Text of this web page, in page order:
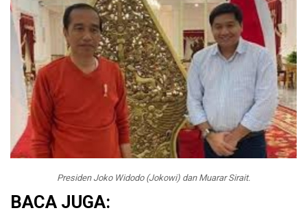
Presiden Joko Widodo (Jokowi) dan Muarar Sirait.
BACA JUGA: